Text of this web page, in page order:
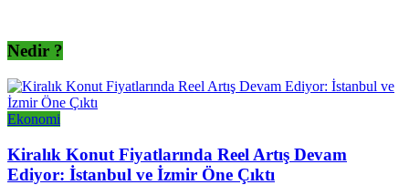
Nedir ?
Ekonomi
Kiralık Konut Fiyatlarında Reel Artış Devam
Ediyor: İstanbul ve İzmir Öne Çıktı